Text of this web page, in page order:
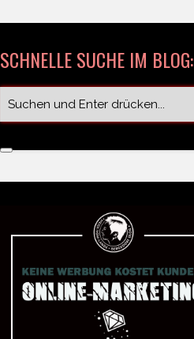
SCHNELLE SUCHE IM BLOG: